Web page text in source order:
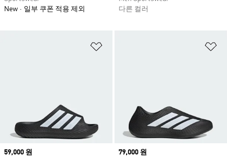
New
일부 쿠폰 적용 제외
다른 컬러
Price
59,000 원
Price
79,000 원